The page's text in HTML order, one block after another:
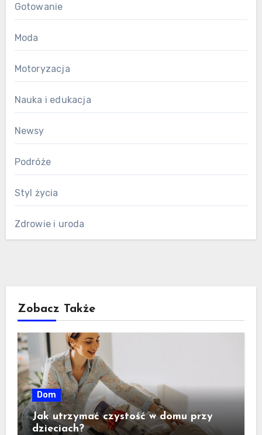
Gotowanie
Moda
Motoryzacja
Nauka i edukacja
Newsy
Podróże
Styl życia
Zdrowie i uroda
Zobacz Także
Dom
Jak utrzymać czystość w domu przy
dzieciach?